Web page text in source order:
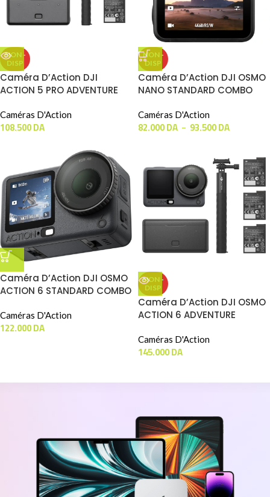
NON -
DISP
Caméra D’Action DJI
ACTION 5 PRO ADVENTURE
Caméras D'Action
108.500DA
NON -
DISP
Caméra D’Action DJI OSMO
NANO STANDARD COMBO
Caméras D'Action
82.000DA – 93.500DA
Caméra D’Action DJI OSMO
ACTION 6 STANDARD COMBO
Caméras D'Action
122.000DA
NON -
DISP
Caméra D’Action DJI OSMO
ACTION 6 ADVENTURE
Caméras D'Action
145.000DA